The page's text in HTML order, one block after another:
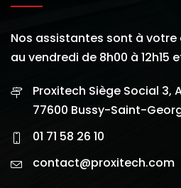
Nos assistantes sont à
au vendredi de 8h00 à 12h15
Proxitech Siège Social 3,
77600 Bussy-Saint-
01 71 58 26 10
contact@proxitech.com